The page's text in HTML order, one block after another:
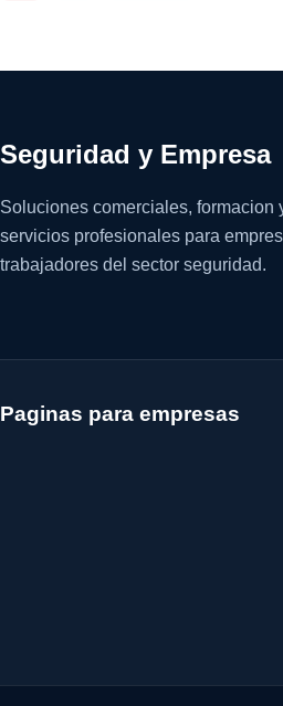
Seguridad y Empresa
Soluciones comerciales, formacion
servicios profesionales para
trabajadores del sector seguridad.
Paginas para empresas